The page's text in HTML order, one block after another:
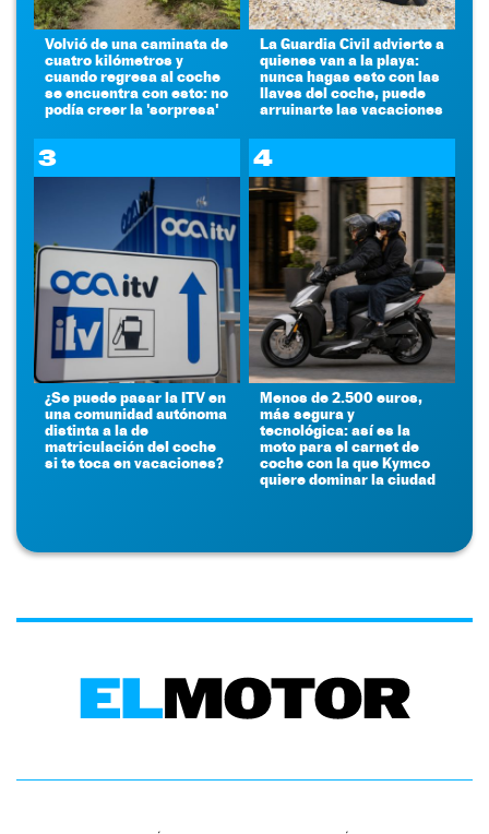
Volvió de una caminata de
cuatro kilómetros y
cuando regresa al coche
se encuentra con esto: no
podía creer la 'sorpresa'
La Guardia Civil advierte a
quienes van a la playa:
nunca hagas esto con las
llaves del coche, puede
arruinarte las vacaciones
3
¿Se puede pasar la ITV en
una comunidad autónoma
distinta a la de
matriculación del coche
si te toca en vacaciones?
4
Menos de 2.500 euros,
más segura y
tecnológica: así es la
moto para el carnet de
coche con la que Kymco
quiere dominar la ciudad